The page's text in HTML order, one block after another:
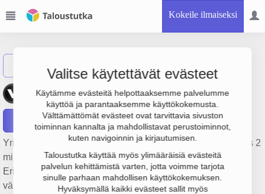
Kokeile ilmaiseksi
Valitse käytettävät evästeet
Käytämme evästeitä helpottaaksemme palvelumme
käyttöä ja parantaaksemme käyttökokemusta.
Välttämättömät evästeet ovat tarvittavia sivuston
toiminnan kannalta ja mahdollistavat perustoiminnot,
kuten navigoinnin ja kirjautumisen.
Taloustutka käyttää myös ylimääräisiä evästeitä
palvelun kehittämistä varten, jotta voimme tarjota
sinulle parhaan mahdollisen käyttökokemuksen.
Hyväksymällä kaikki evästeet sallit myös
Ab Mathias Eriksson
Raportit
Yrityksen Ab Mathias Eriksson liikevaihto on 50 milj. €, tulos 2
milj. € ja henkilöstömäärä 105. Sen päätoimiala on
Erikoistumaton elintarvikkeiden, juomien tai tupakan
vähittäiskauppa, perustamisvuosi 1978 ja sijainti